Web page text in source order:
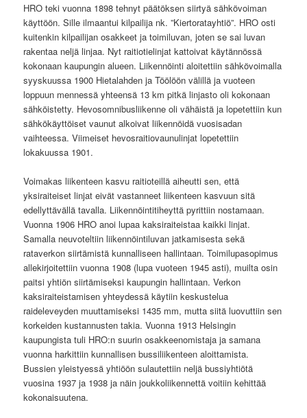
HRO teki vuonna 1898 tehnyt päätöksen siirtyä sähkövoiman
käyttöön. Sille ilmaantui kilpailija nk. ”Kiertoratayhtiö”. HRO osti
kuitenkin kilpailijan osakkeet ja toimiluvan, joten se sai luvan
rakentaa neljä linjaa. Nyt raitiotielinjat kattoivat käytännössä
kokonaan kaupungin alueen. Liikennöinti aloitettiin sähkövoimalla
syyskuussa 1900 Hietalahden ja Töölöön välillä ja vuoteen
loppuun mennessä yhteensä 13 km pitkä linjasto oli kokonaan
sähköistetty. Hevosomnibusliikenne oli vähäistä ja lopetettiin kun
sähkökäyttöiset vaunut alkoivat liikennöidä vuosisadan
vaihteessa. Viimeiset hevosraitiovaunulinjat lopetettiin
lokakuussa 1901.
Voimakas liikenteen kasvu raitioteillä aiheutti sen, että
yksiraiteiset linjat eivät vastanneet liikenteen kasvuun sitä
edellyttävällä tavalla. Liikennöintitiheyttä pyrittiin nostamaan.
Vuonna 1906 HRO anoi lupaa kaksiraiteistaa kaikki linjat.
Samalla neuvoteltiin liikennöintiluvan jatkamisesta sekä
rataverkon siirtämistä kunnalliseen hallintaan. Toimilupasopimus
allekirjoitettiin vuonna 1908 (lupa vuoteen 1945 asti), muilta osin
paitsi yhtiön siirtämiseksi kaupungin hallintaan. Verkon
kaksiraiteistamisen yhteydessä käytiin keskustelua
raideleveyden muuttamiseksi 1435 mm, mutta siitä luovuttiin sen
korkeiden kustannusten takia. Vuonna 1913 Helsingin
kaupungista tuli HRO:n suurin osakkeenomistaja ja samana
vuonna harkittiin kunnallisen bussiliikenteen aloittamista.
Bussien yleistyessä yhtiöön sulautettiin neljä bussiyhtiötä
vuosina 1937 ja 1938 ja näin joukkoliikennettä voitiin kehittää
kokonaisuutena.